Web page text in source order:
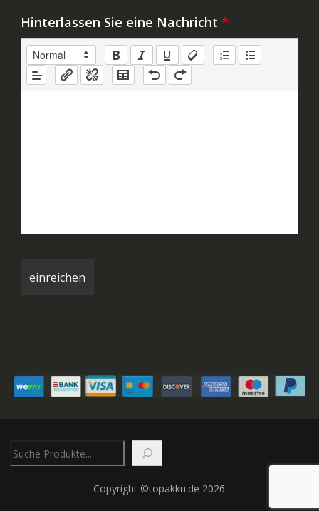
Hinterlassen Sie eine Nachricht *
Copyright ©topakku.de 2026